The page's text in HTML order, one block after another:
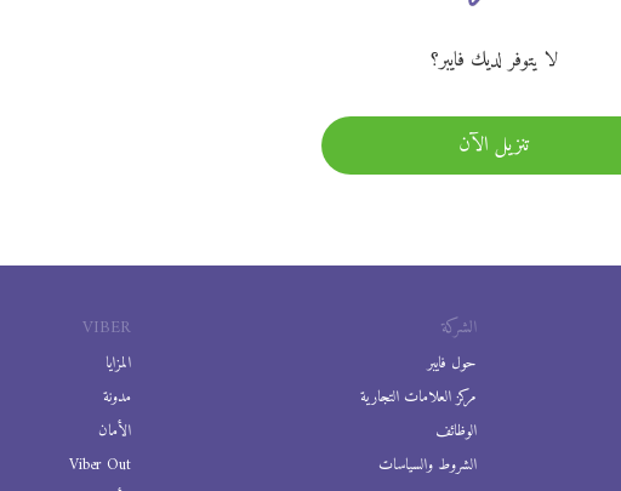
لا يتوفر لديك فايبر؟
تنزيل الآن
VIBER
المزايا
مدونة
الأمان
Viber Out
الشركة
حول فايبر
مركز العلامات التجارية
الوظائف
الشروط والسياسات